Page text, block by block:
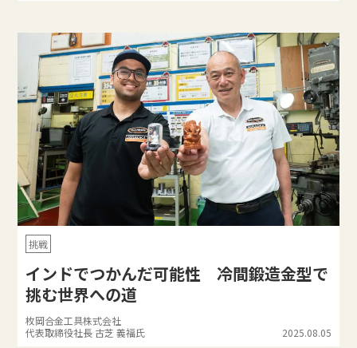
挑戦
インドでつかんだ可能性 冷間鍛造金型で
挑む世界への道
枚岡合金工具株式会社
代表取締役社長 古芝 義福氏
2025.08.05